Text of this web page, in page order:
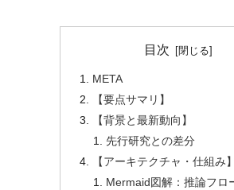
目次
META
【要点サマリ】
【背景と最新動向】
先行研究との差分
【アーキテクチャ・仕組み】
Mermaid図解：推論フロ